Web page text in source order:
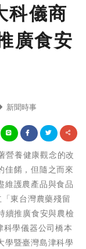
科儀商
廣食安
新聞時事
養健康觀念的改
佳餚，但隨之而來
維護農產品與食品
東台灣農藥殘留
續推廣食安與農檢
學儀器公司橋本
學暨臺灣島津科學